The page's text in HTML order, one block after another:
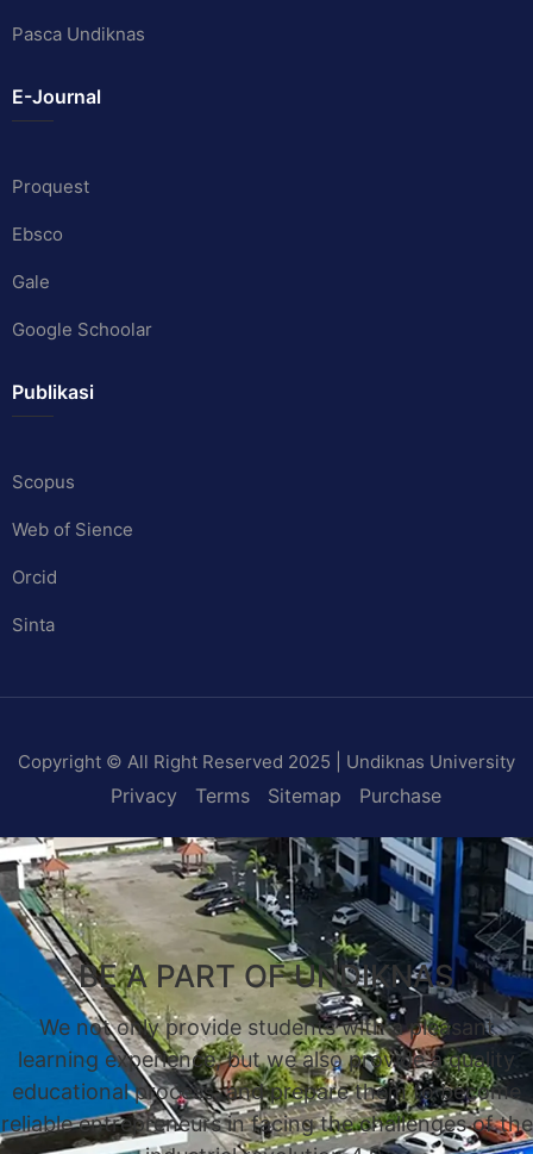
Pasca Undiknas
E-Journal
Proquest
Ebsco
Gale
Google Schoolar
Publikasi
Scopus
Web of Sience
Orcid
Sinta
Copyright © All Right Reserved 2025 | Undiknas University
Privacy Terms Sitemap Purchase
BE A PART OF UNDIKNAS
We not only provide students with a pleasant
learning experience, but we also provide a quality
educational process, and prepare them to become
reliable entrepreneurs in facing the challenges of the